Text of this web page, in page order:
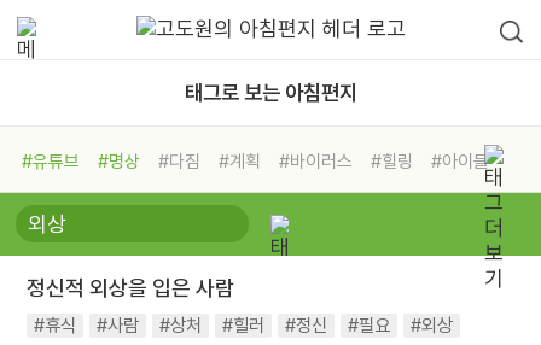
태그로 보는 아침편지
#유튜브 #명상 #다짐 #계획 #바이러스 #힐링
#아이들
#비전캠프
#독서캠프 #삶
#희망
#나눔 #친구 #링컨학교
#독서
#건강 #면역력
정신적 외상을 입은 사람
#휴식 #사람 #상처 #힐러 #정신 #필요
#외상